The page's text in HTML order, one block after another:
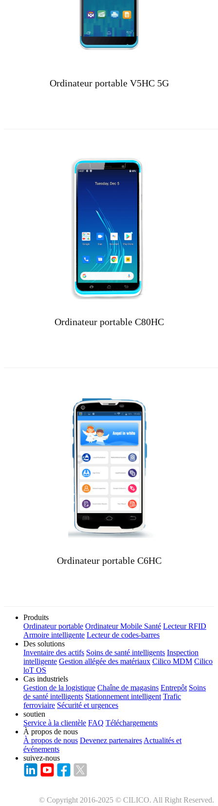
Ordinateur portable V5HC 5G
Ordinateur portable C80HC
Ordinateur portable C6HC
Produits
Ordinateur portable Ordinateur Mobile Santé Lecteur RFID
Armoire intelligente Lecteur de codes-barres
Des solutions
Inventaire des actifs Soins de santé intelligents Inspection
intelligente Gestion allégée des matériaux Cilico MDM Cilico
loT OS
Cas industriels
Gestion de la logistique Chaîne de magasins Entrepôt Soins
de santé intelligents Stationnement intelligent Trafic
ferroviaire Sécurité et urgences
soutien
Service à la clientèle FAQ Téléchargements
À propos de nous
À propos de nous Devenez partenaires Actualités et
événements
suivez-nous
© Copyright 2016-2025 © CILICO. All Right Reserved.